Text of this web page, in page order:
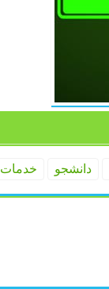
دانشجو خدمات